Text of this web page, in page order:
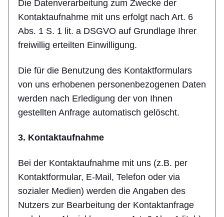
Die Datenverarbeitung zum Zwecke der
Kontaktaufnahme mit uns erfolgt nach Art. 6
Abs. 1 S. 1 lit. a DSGVO auf Grundlage Ihrer
freiwillig erteilten Einwilligung.
Die für die Benutzung des Kontaktformulars
von uns erhobenen personenbezogenen Daten
werden nach Erledigung der von Ihnen
gestellten Anfrage automatisch gelöscht.
3. Kontaktaufnahme
Bei der Kontaktaufnahme mit uns (z.B. per
Kontaktformular, E-Mail, Telefon oder via
sozialer Medien) werden die Angaben des
Nutzers zur Bearbeitung der Kontaktanfrage